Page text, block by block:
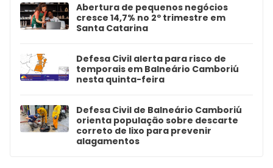
Abertura de pequenos negócios
cresce 14,7% no 2º trimestre em
Santa Catarina
Defesa Civil alerta para risco de
temporais em Balneário Camboriú
nesta quinta-feira
Defesa Civil de Balneário Camboriú
orienta população sobre descarte
correto de lixo para prevenir
alagamentos